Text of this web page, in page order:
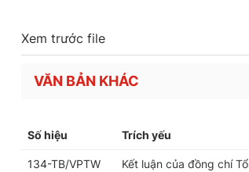
Xem trước file
VĂN BẢN KHÁC
Số hiệu Trích yếu
134-TB/VPTW
Kết luận của đồng chí